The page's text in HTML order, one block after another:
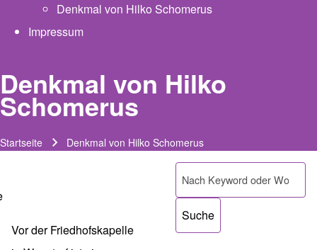
Denkmal von Hilko Schomerus
Impressum
Denkmal von Hilko
Schomerus
Startseite Denkmal von Hilko Schomerus
Vor der Friedhofskapelle
Suche